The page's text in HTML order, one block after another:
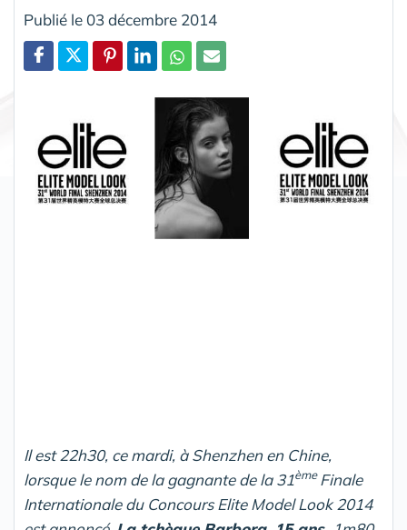
Publié le 03 décembre 2014
Il est 22h30, ce mardi, à Shenzhen en Chine,
lorsque le nom de la gagnante de la 31èmeFinale
Internationale du Concours Elite Model Look 2014